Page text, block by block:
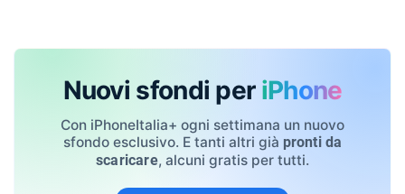
Nuovi sfondi per iPhone
Con iPhoneItalia+ ogni settimana un nuovo
sfondo esclusivo. E tanti altri già pronti da
scaricare, alcuni gratis per tutti.